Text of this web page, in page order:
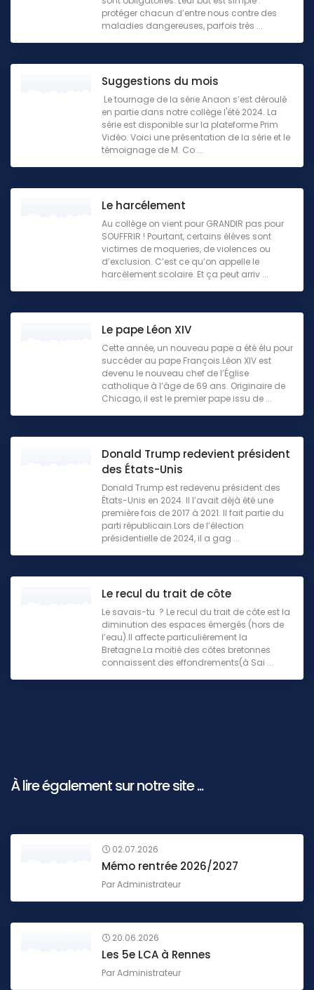
protéger chacun d’entre nous contre des
maladies dangereuses, parfois très ...
Suggestions du mois
Le tournage de la série Anaon s’est déroulé
en partie dans notre collège l'été 2024. La
série est disponible sur la plateforme Prim
Vidéo. Voici une présentation de la série et le
témoignage de M. Co ...
Le harcélement
Au collège on vient pour GRANDIR pas pour
SOUFFRIR ! Pourtant, certains élèves sont
victimes de moqueries, de violences ou
d’exclusion. C’est ce qu’on appelle le
harcèlement scolaire. Et ça peut arriv ...
Le pape Léon XIV
Cette année, un nouveau pape a été élu pour
succéder au pape François.Léon XIV est
devenu le nouveau chef de l’Église
catholique à l’âge de 69 ans. Originaire de
Chicago, il est le premier pape issu de ...
Donald Trump redevient président
des États-Unis
Donald Trump est redevenu président des
États-Unis en 2024. Il l’avait déjà été une
première fois de 2017 à 2021. Il fait partie du
parti républicain.Lors de l’élection
présidentielle de 2024, il a gag ...
Le recul du trait de côte
Le savais-tu ? Le recul du trait de côte est la
diminution des espaces émergés (hors de
l’eau).Il affecte particulièrement la
Bretagne.La moitié des côtes bretonnes
connaissent des effondrements(à Sai ...
À lire également sur notre site ...
02.07.2026
Mémo rentrée 2026/2027
ParAdministrateur
20.06.2026
Les 5e LCA à Rennes
ParAdministrateur